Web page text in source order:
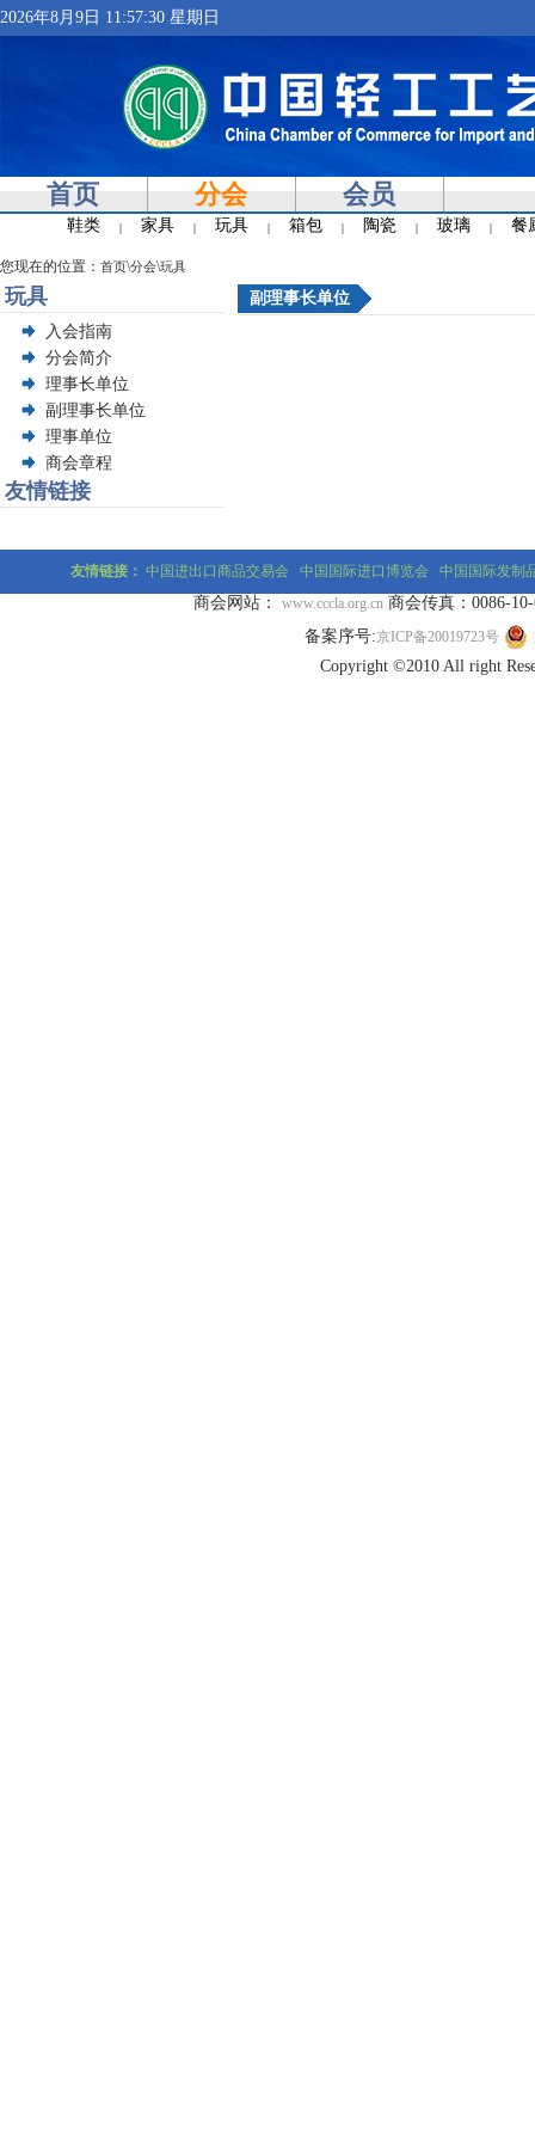
2026年8月9日 11:57:31 星期日
首页 分会
鞋类 | 家具 | 玩具 | 箱包 | 陶瓷 | 玻璃 | 餐
会员
您现在的位置： 首页\分会\玩具
玩具
入会指南
分会简介
理事长单位
副理事长单位
理事单位
商会章程
友情链接
副理事长单位
友情链接： 中国进出口商品交易会 中国国际进口博览会 中国国际发制
商会网站： www.cccla.org.cn 商会传真：0086-10-
备案序号:京ICP备20019723号
Copyright ©2010 All right